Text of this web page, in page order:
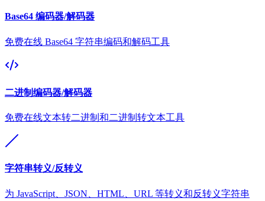
Base64 编码器/解码器
免费在线 Base64 字符串编码和解码工具
二进制编码器/解码器
免费在线文本转二进制和二进制转文本工具
字符串转义/反转义
为 JavaScript、JSON、HTML、URL 等转义和反转义字符串